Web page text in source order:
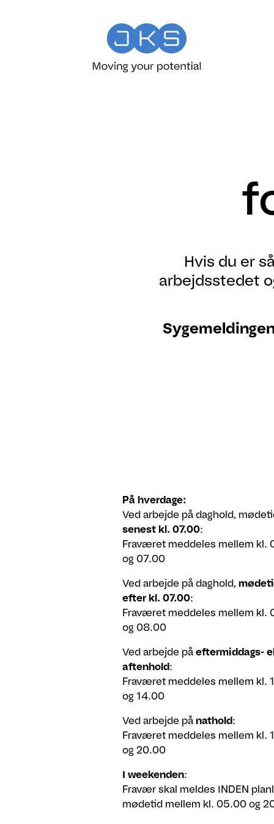
Hvis du er
arbejdsstedet
På hverdage:
Ved arbejde på daghold,
senest kl. 07.00:
Fraværet meddeles mellem kl.
og 07.00
Ved arbejde på daghold,
efter kl. 07.00:
Fraværet meddeles mellem kl.
og 08.00
Ved arbejde på eftermiddags-
aftenhold:
Fraværet meddeles mellem kl.
og 14.00
Ved arbejde på nathold:
Fraværet meddeles mellem kl.
og 20.00
I weekenden:
Fravær skal meldes INDEN
mødetid mellem kl. 05.00 og